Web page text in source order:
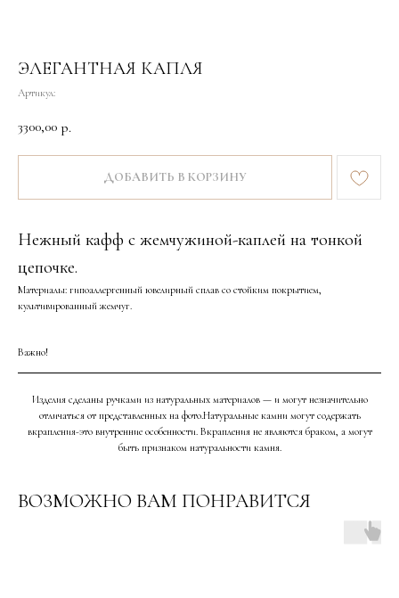
ЭЛЕГАНТНАЯ КАПЛЯ
Артикул:
3300,00 р.
ДОБАВИТЬ В КОРЗИНУ
Нежный кафф с жемчужиной-каплей на тонкой
цепочке.
Материалы: гипоаллергенный ювелирный сплав со стойким покрытием,
культивированный жемчуг.
Важно!
Изделия сделаны ручками из натуральных материалов — и могут незначительно
отличаться от представленных на фото.Натуральные камни могут содержать
вкрапления-это внутренние особенности. Вкрапления не являются браком, а могут
быть признаком натуральности камня.
ВОЗМОЖНО ВАМ ПОНРАВИТСЯ